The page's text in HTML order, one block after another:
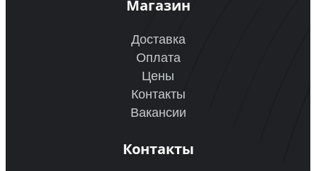
Магазин
Доставка
Оплата
Цены
Контакты
Вакансии
Контакты